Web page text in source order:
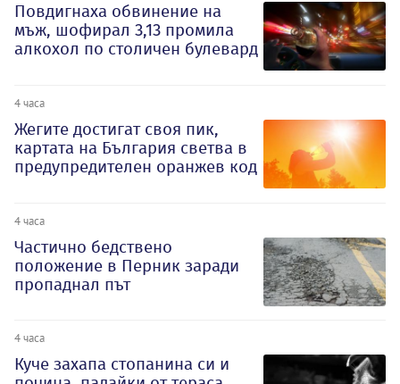
Повдигнаха обвинение на
мъж, шофирал 3,13 промила
алкохол по столичен булевард
4 часа
Жегите достигат своя пик,
картата на България светва в
предупредителен оранжев код
4 часа
Частично бедствено
положение в Перник заради
пропаднал път
4 часа
Куче захапа стопанина си и